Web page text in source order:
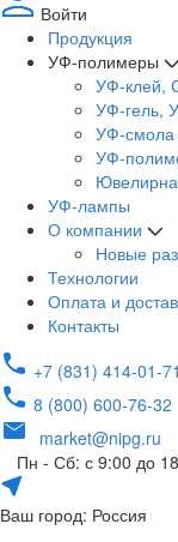
Войти
Продукция
УФ-полимеры
УФ-клей,
УФ-гель,
УФ-смола
УФ-
УФ-лампы
О компании
Новые
Технологии
Оплата и
Контакты
+7 (831) 414-01-71
8 (800) 600-76-32
market@nipg.ru
Пн - Сб: с 9:00 до
Ваш город: Россия